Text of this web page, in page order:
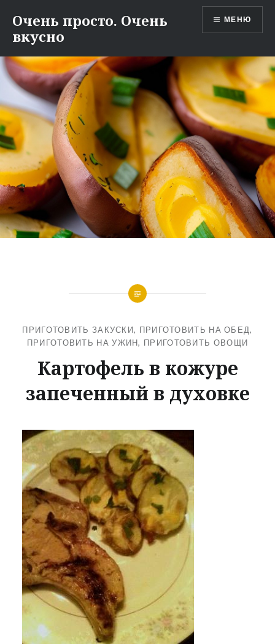
содержимому
Очень просто. Очень
вкусно
МЕНЮ
ПРИГОТОВИТЬ ЗАКУСКИ, ПРИГОТОВИТЬ НА ОБЕД,
ПРИГОТОВИТЬ НА УЖИН, ПРИГОТОВИТЬ ОВОЩИ
Картофель в кожуре
запеченный в духовке